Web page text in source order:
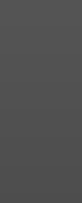
Федерации по